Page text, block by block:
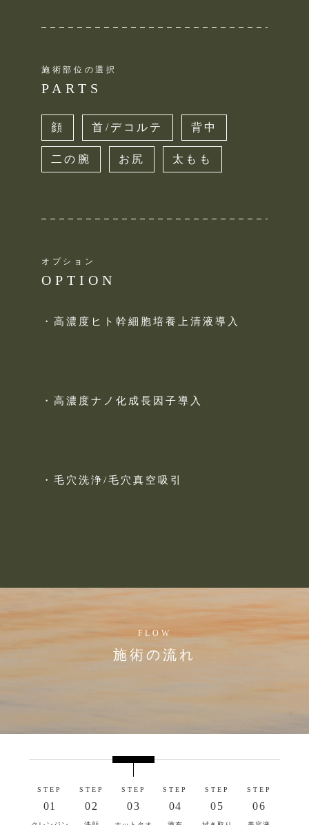
施術部位の選択
PARTS
顔 首/デコルテ 背中
二の腕 お尻 太もも
オプション
OPTION
・高濃度ヒト幹細胞培養上清液導入
・高濃度ナノ化成長因子導入
・毛穴洗浄/毛穴真空吸引
FLOW
施術の流れ
STEP
01
STEP
02
STEP
03
STEP
04
STEP
05
STEP
06